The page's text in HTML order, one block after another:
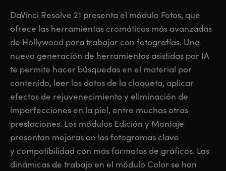
Fusion
Fairlight
Colaboración
Teclado
Paneles
Consolas
France
Hong Kong SAR, China
India
Japan
Korea
France
Hong Kong SAR, China
India
Japan
Korea
DaVinci Resolve 21 presenta el módulo Fotos, que
ofrece las herramientas cromáticas más avanzadas
de Hollywood para trabajar con fotografías. Una
nueva generación de herramientas asistidas por IA
te permite hacer búsquedas en el material por
contenido, leer los datos de la claqueta, aplicar
efectos de rejuvenecimiento y eliminación de
imperfecciones en la piel, entre muchas otras
prestaciones. Los módulos Edición y Montaje
presentan mejoras en los fotogramas clave
y compatibilidad con más formatos de gráficos. Las
dinámicas de trabajo en el módulo Color se han